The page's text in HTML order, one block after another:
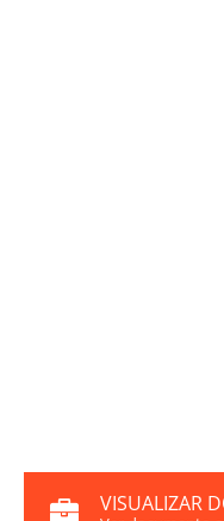
VISUALIZAR